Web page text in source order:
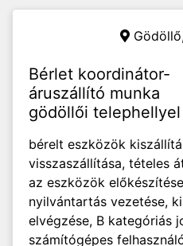
Bérlet koordinátor-
áruszállító munka
gödöllői telephellyel
bérelt eszközök
visszaszállítása, tételes
az eszközök
nyilvántartás vezetése,
elvégzése, B kategóriás
számítógépes